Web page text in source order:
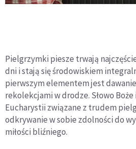
Pielgrzymki piesze trwają
dni i stają się środowiskiem
pierwszym elementem jest
rekolekcjami w drodze. Słowo
Eucharystii związane z trudem
odkrywanie w sobie zdolności do
miłości bliźniego.